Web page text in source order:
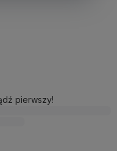
pierwszy!